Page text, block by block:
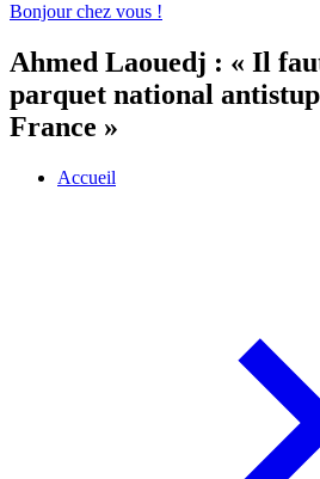
Bonjour chez vous !
Ahmed Laouedj : « Il
parquet national
France »
Accueil